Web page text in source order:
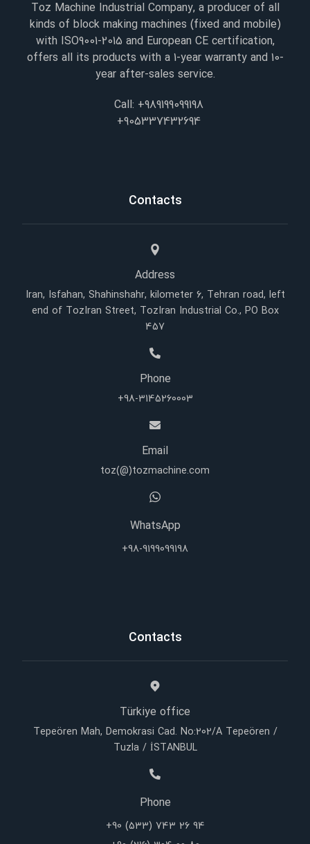
Toz Machine Industrial Company, a producer of all
kinds of block making machines (fixed and mobile)
with ISO9001-2015 and European CE certification,
offers all its products with a 1-year warranty and 10-
year after-sales service.
Call: +989199099198
+905337432694
Contacts
Address
Iran, Isfahan, Shahinshahr, kilometer 6, Tehran road, left
end of TozIran Street, TozIran Industrial Co., PO Box
457
Phone
+98-3145260003
Email
toz(@)tozmachine.com
WhatsApp
+98-9199099198
Contacts
Türkiye office
Tepeören Mah, Demokrasi Cad. No:202/A Tepeören /
Tuzla / İSTANBUL
Phone
+90 (533) 743 26 94